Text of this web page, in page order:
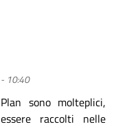
10:40
sono molteplici,
raccolti nelle